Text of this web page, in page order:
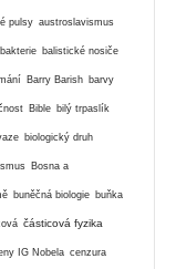
pulsy austroslavismus
bakterie balistické nosiče
Barry Barish barvy
Bible bilý trpaslík
biologický druh
Bosna a
buněčná biologie buňka
částicová fyzika
IG Nobela cenzura